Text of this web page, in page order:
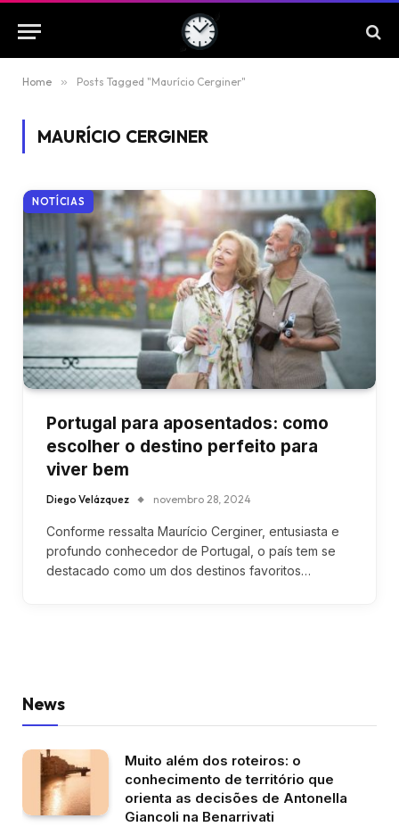
Home » Posts Tagged "Maurício Cerginer"
MAURÍCIO CERGINER
NOTÍCIAS
Portugal para aposentados: como
escolher o destino perfeito para
viver bem
Diego Velázquez novembro 28, 2024
Conforme ressalta Maurício Cerginer, entusiasta e
profundo conhecedor de Portugal, o país tem se
destacado como um dos destinos favoritos…
News
Muito além dos roteiros: o
conhecimento de território que
orienta as decisões de Antonella
Giancoli na Benarrivati